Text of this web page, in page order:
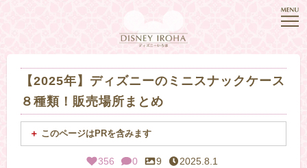
【2025年】ディズニーのミニスナックケース
８種類！販売場所まとめ
このページはPRを含みます
356 0 9 2025.8.1